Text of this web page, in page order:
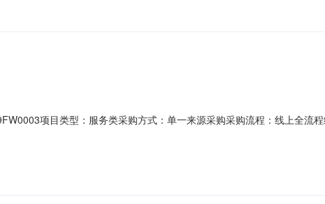
项目类型：服务类采购方式：单一来源采购采购流程：线上全流
单价报价采购控制价：679280.0评审办法：其他公告信息邀请函名称：